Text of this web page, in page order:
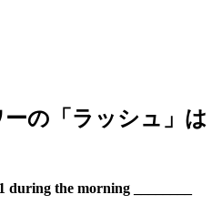
の「ラッシュ」は
the morning ________